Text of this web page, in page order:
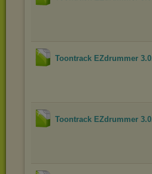
Toontrack EZdrummer
Toontrack EZdrummer